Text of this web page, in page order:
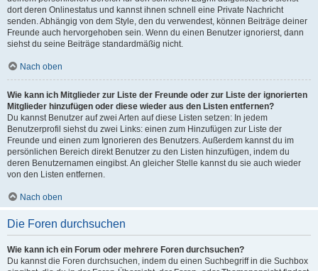
dort deren Onlinestatus und kannst ihnen schnell eine Private Nachricht
senden. Abhängig von dem Style, den du verwendest, können Beiträge deiner
Freunde auch hervorgehoben sein. Wenn du einen Benutzer ignorierst, dann
siehst du seine Beiträge standardmäßig nicht.
Nach oben
Wie kann ich Mitglieder zur Liste der Freunde oder zur Liste der ignorierten
Mitglieder hinzufügen oder diese wieder aus den Listen entfernen?
Du kannst Benutzer auf zwei Arten auf diese Listen setzen: In jedem
Benutzerprofil siehst du zwei Links: einen zum Hinzufügen zur Liste der
Freunde und einen zum Ignorieren des Benutzers. Außerdem kannst du im
persönlichen Bereich direkt Benutzer zu den Listen hinzufügen, indem du
deren Benutzernamen eingibst. An gleicher Stelle kannst du sie auch wieder
von den Listen entfernen.
Nach oben
Die Foren durchsuchen
Wie kann ich ein Forum oder mehrere Foren durchsuchen?
Du kannst die Foren durchsuchen, indem du einen Suchbegriff in die Suchbox